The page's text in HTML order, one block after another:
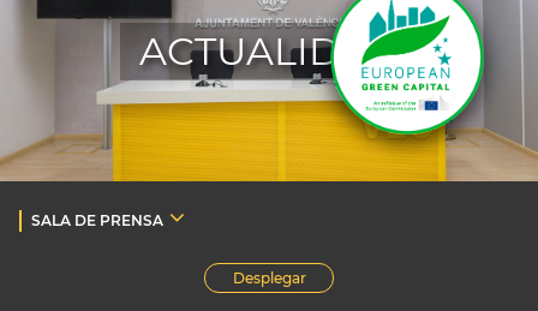
ACTUALIDAD
SALA DE PRENSA
Desplegar